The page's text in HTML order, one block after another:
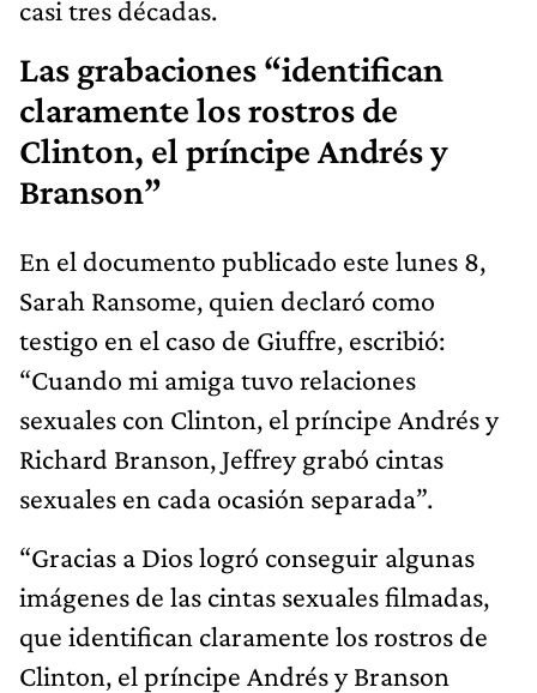
casi tres décadas.
Las grabaciones “identifican
claramente los rostros de
Clinton, el príncipe Andrés y
Branson”
En el documento publicado este lunes 8,
Sarah Ransome, quien declaró como
testigo en el caso de Giuffre, escribió:
“Cuando mi amiga tuvo relaciones
sexuales con Clinton, el príncipe Andrés y
Richard Branson, Jeffrey grabó cintas
sexuales en cada ocasión separada”.
“Gracias a Dios logró conseguir algunas
imágenes de las cintas sexuales filmadas,
que identifican claramente los rostros de
Clinton, el príncipe Andrés y Branson